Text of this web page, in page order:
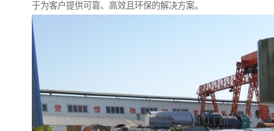
于为客户提供可靠、高效且环保的解决方案。